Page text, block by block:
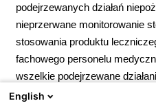
English
podejrzewanych działań
nieprzerwane monitorowanie
stosowania produktu
fachowego personelu
wszelkie podejrzewane
pośrednictwem Departamentu